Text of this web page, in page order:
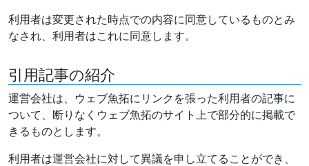
利用者は変更された時点での内容に同意しているものとみ
なされ、利用者はこれに同意します。
引用記事の紹介
運営会社は、ウェブ魚拓にリンクを張った利用者の記事に
ついて、断りなくウェブ魚拓のサイト上で部分的に掲載で
きるものとします。
利用者は運営会社に対して異議を申し立てることができ、